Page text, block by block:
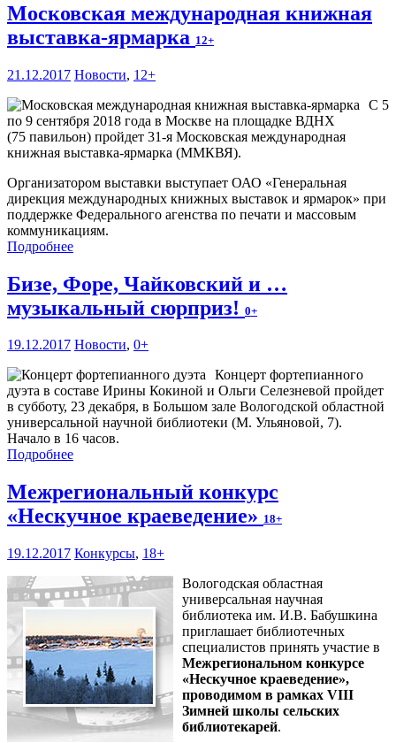
Московская международная книжная
выставка-ярмарка 12+
21.12.2017 Новости, 12+
С 5
по 9 сентября 2018 года в Москве на площадке ВДНХ
(75 павильон) пройдет 31-я Московская международная
книжная выставка-ярмарка (ММКВЯ).
Организатором выставки выступает ОАО «Генеральная
дирекция международных книжных выставок и ярмарок» при
поддержке Федерального агенства по печати и массовым
коммуникациям.
Подробнее
Бизе, Форе, Чайковский и …
музыкальный сюрприз! 0+
19.12.2017 Новости, 0+
Концерт фортепианного
дуэта в составе Ирины Кокиной и Ольги Селезневой пройдет
в субботу, 23 декабря, в Большом зале Вологодской областной
универсальной научной библиотеки (М. Ульяновой, 7).
Начало в 16 часов.
Подробнее
Межрегиональный конкурс
«Нескучное краеведение» 18+
19.12.2017 Конкурсы, 18+
Вологодская областная
универсальная научная
библиотека им. И.В. Бабушкина
приглашает библиотечных
специалистов принять участие в
Межрегиональном конкурсе
«Нескучное краеведение»,
проводимом в рамках VIII
Зимней школы сельских
библиотекарей.